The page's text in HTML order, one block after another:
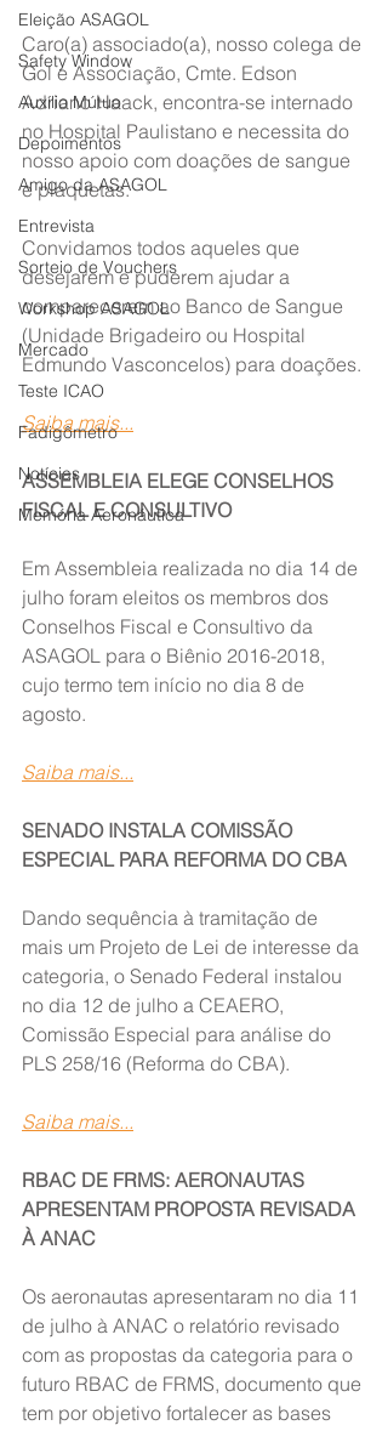
Eleição ASAGOL
Safety Window
Auxílio Mútuo
Depoimentos
Amigo da ASAGOL
Entrevista
Sorteio de Vouchers
Workshop ASAGOL
Mercado
Teste ICAO
Fadigômetro
Notícias
Memória Aeronáutica
Caro(a) associado(a), nosso colega de
Gol e Associação, Cmte. Edson
Adriano Haack, encontra-se internado
no Hospital Paulistano e necessita do
nosso apoio com doações de sangue
e plaquetas.
Convidamos todos aqueles que
desejarem e puderem ajudar a
comparecerem ao Banco de Sangue
(Unidade Brigadeiro ou Hospital
Edmundo Vasconcelos) para doações.
Saiba mais...
ASSEMBLEIA ELEGE CONSELHOS
FISCAL E CONSULTIVO
Em Assembleia realizada no dia 14 de
julho foram eleitos os membros dos
Conselhos Fiscal e Consultivo da
ASAGOL para o Biênio 2016-2018,
cujo termo tem início no dia 8 de
agosto.
Saiba mais...
SENADO INSTALA COMISSÃO
ESPECIAL PARA REFORMA DO CBA
Dando sequência à tramitação de
mais um Projeto de Lei de interesse da
categoria, o Senado Federal instalou
no dia 12 de julho a CEAERO,
Comissão Especial para análise do
PLS 258/16 (Reforma do CBA).
Saiba mais...
RBAC DE FRMS: AERONAUTAS
APRESENTAM PROPOSTA REVISADA
À ANAC
Os aeronautas apresentaram no dia 11
de julho à ANAC o relatório revisado
com as propostas da categoria para o
futuro RBAC de FRMS, documento que
tem por objetivo fortalecer as bases